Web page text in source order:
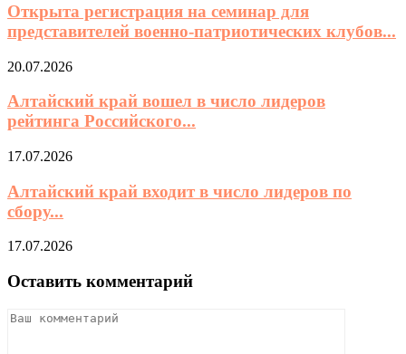
Открыта регистрация на семинар для
представителей военно-патриотических клубов...
20.07.2026
Алтайский край вошел в число лидеров
рейтинга Российского...
17.07.2026
Алтайский край входит в число лидеров по
сбору...
17.07.2026
Оставить комментарий